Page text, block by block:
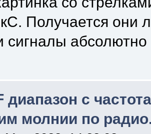
Получается они
сигналы
диапазон с
молнии по